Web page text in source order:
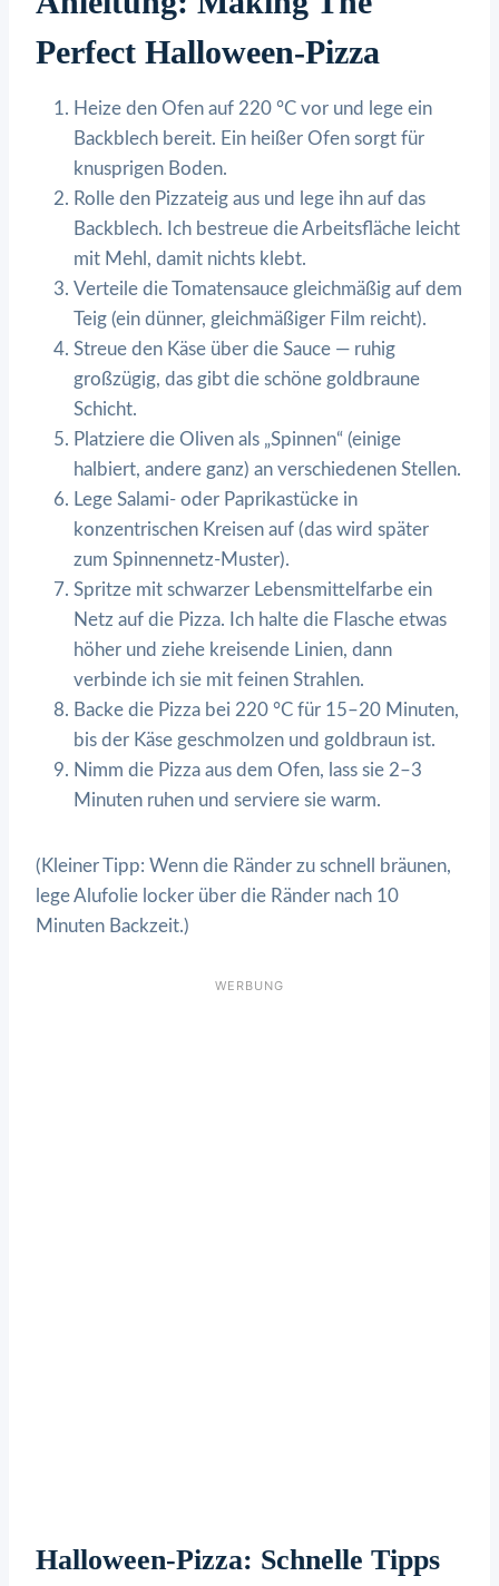
Perfect Halloween-Pizza
Heize den Ofen auf 220 °C vor und lege ein
Backblech bereit. Ein heißer Ofen sorgt für
knusprigen Boden.
Rolle den Pizzateig aus und lege ihn auf das
Backblech. Ich bestreue die Arbeitsfläche leicht
mit Mehl, damit nichts klebt.
Verteile die Tomatensauce gleichmäßig auf dem
Teig (ein dünner, gleichmäßiger Film reicht).
Streue den Käse über die Sauce — ruhig
großzügig, das gibt die schöne goldbraune
Schicht.
Platziere die Oliven als „Spinnen“ (einige
halbiert, andere ganz) an verschiedenen Stellen.
Lege Salami- oder Paprikastücke in
konzentrischen Kreisen auf (das wird später
zum Spinnennetz-Muster).
Spritze mit schwarzer Lebensmittelfarbe ein
Netz auf die Pizza. Ich halte die Flasche etwas
höher und ziehe kreisende Linien, dann
verbinde ich sie mit feinen Strahlen.
Backe die Pizza bei 220 °C für 15–20 Minuten,
bis der Käse geschmolzen und goldbraun ist.
Nimm die Pizza aus dem Ofen, lass sie 2–3
Minuten ruhen und serviere sie warm.
(Kleiner Tipp: Wenn die Ränder zu schnell bräunen,
lege Alufolie locker über die Ränder nach 10
Minuten Backzeit.)
WERBUNG
Halloween-Pizza: Schnelle Tipps